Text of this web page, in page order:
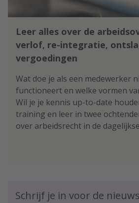
Leer alles over de
verlof, re-integratie,
vergoedingen
Wat doe je als een medewerker
functioneert en welke vormen
Wil je je kennis up-to-date
training en leer in twee
over arbeidsrecht in de
Schrijf je in voor de